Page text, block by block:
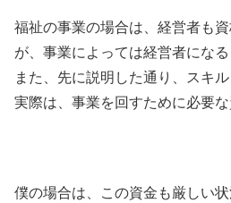
福祉の事業の場合は、経営者も
が、事業によっては経営者にな
また、先に説明した通り、スキル
実際は、事業を回すために必要な
僕の場合は、この資金も厳しい